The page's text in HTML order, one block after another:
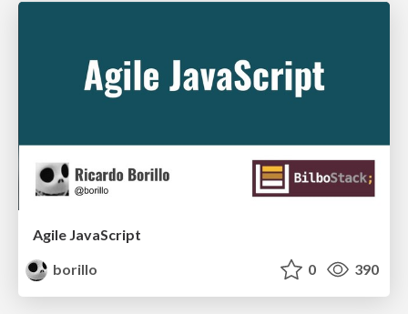
Agile JavaScript
borillo
0 390